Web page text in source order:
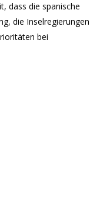
dass die spanische
die Inselregierungen
bei